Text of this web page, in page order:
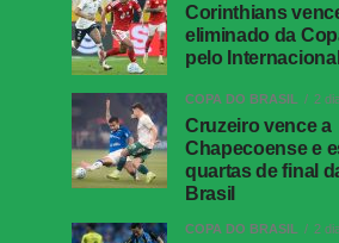
Corinthians
eliminado da
pelo Internacional
COPA DO BRASIL 2
Cruzeiro vence a
Chapecoense e
quartas de final
Brasil
COPA DO BRASIL 2